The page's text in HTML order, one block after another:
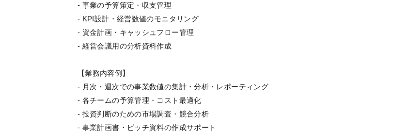
- 事業の予算策定・収支管理
- KPI設計・経営数値のモニタリング
- 資金計画・キャッシュフロー管理
- 経営会議用の分析資料作成
【業務内容例】
- 月次・週次での事業数値の集計・分析・レポーティング
- 各チームの予算管理・コスト最適化
- 投資判断のための市場調査・競合分析
- 事業計画書・ピッチ資料の作成サポート